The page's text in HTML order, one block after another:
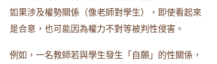
如果涉及權勢關係（像老師對學生），即使看起來
是合意，也可能因為權力不對等被判性侵害。
例如，一名教師若與學生發生「自願」的性關係，